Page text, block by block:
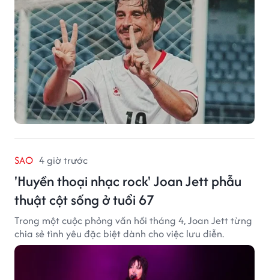
SAO 4 giờ trước
'Huyền thoại nhạc rock' Joan Jett phẫu
thuật cột sống ở tuổi 67
Trong một cuộc phỏng vấn hồi tháng 4, Joan Jett từng
chia sẻ tình yêu đặc biệt dành cho việc lưu diễn.